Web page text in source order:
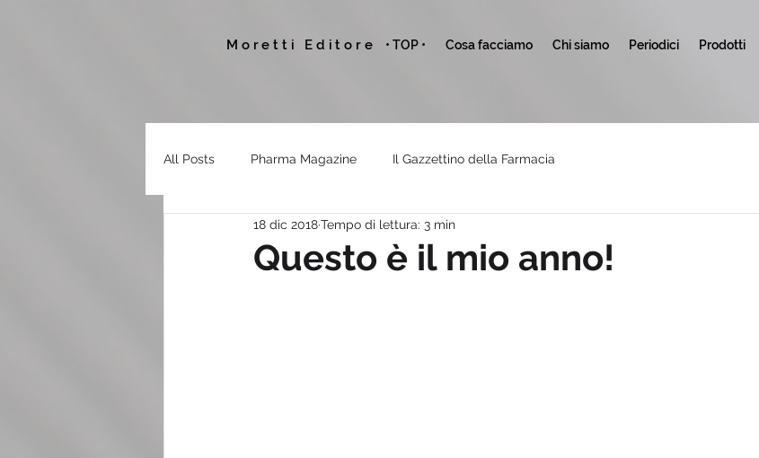
Moretti Editore • TOP • Cosa facciamo Chi siamo Periodici Prodotti
All Posts Pharma Magazine Il Gazzettino della Farmacia
Questo è il mio anno!
18 dic 2018Tempo di lettura: 3 min